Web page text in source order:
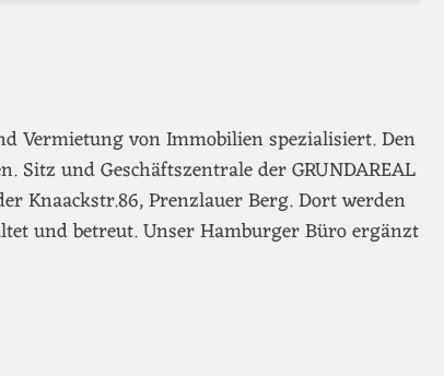
Vermietung von Immobilien spezialisiert. Den
und Geschäftszentrale der GRUNDAREAL
Knaackstr.86, Prenzlauer Berg. Dort werden
und betreut. Unser Hamburger Büro ergänzt